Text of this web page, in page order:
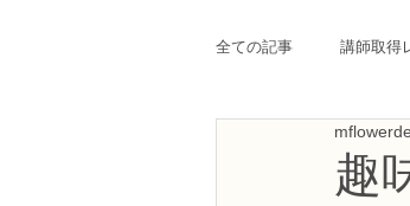
全ての記事 講師取得
NFD講師研究科コー
趣